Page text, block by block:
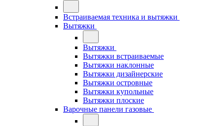
Встраиваемая техника и вытяжки
Вытяжки
Вытяжки
Вытяжки встраиваемые
Вытяжки наклонные
Вытяжки дизайнерские
Вытяжки островные
Вытяжки купольные
Вытяжки плоские
Варочные панели газовые